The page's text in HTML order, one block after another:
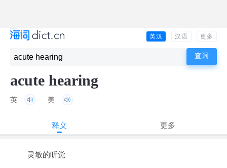
英汉 汉语 更多
acute hearing
英 美
释义 更多
灵敏的听觉